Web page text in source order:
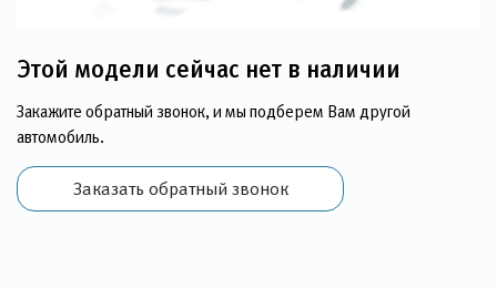
Этой модели сейчас нет в наличии
Закажите обратный звонок, и мы подберем Вам другой
автомобиль.
Заказать обратный звонок